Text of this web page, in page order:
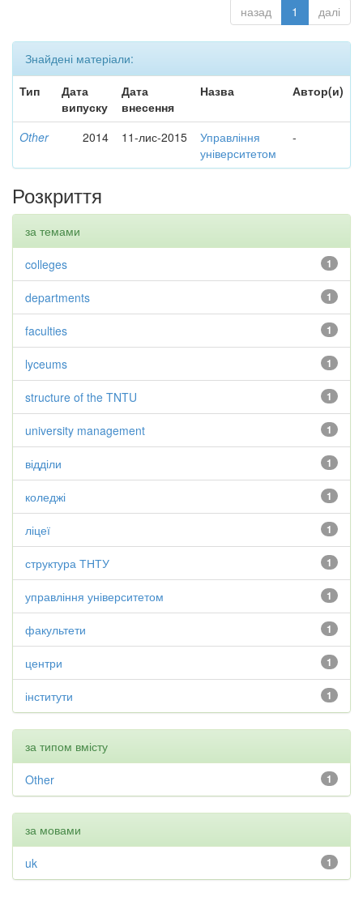
назад 1 далі
Знайдені матеріали:
Тип
Дата
випуску
Дата
внесення
Назва Автор(и)
Other 2014 11-лис-2015
Управління
університетом
-
Розкриття
за темами
1
colleges
1
departments
1
faculties
1
lyceums
1
structure of the TNTU
1
university management
1
відділи
1
коледжі
1
ліцеї
1
структура ТНТУ
1
управління університетом
1
факультети
1
центри
1
інститути
за типом вмісту
1
Other
за мовами
1
uk